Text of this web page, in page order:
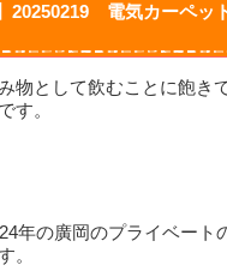
20250219 電気カーペッ
物として飲むことに飽き
す。
年の廣岡のプライベート
。